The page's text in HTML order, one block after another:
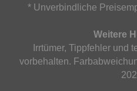
* Unverbindliche
Weitere
Irrtümer, Tippfehler und
vorbehalten.